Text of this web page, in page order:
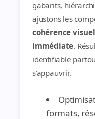
gabarits,
ajustons les
cohérence
immédiate.
identifiable
s’appauvrir.
formats,